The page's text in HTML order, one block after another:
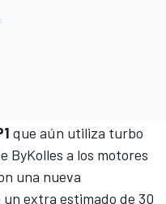
que aún utiliza turbo
ByKolles a los motores
una nueva
extra estimado de 30